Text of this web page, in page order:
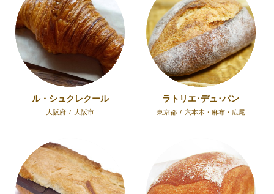
ル・シュクレクール
大阪府 / 大阪市
ラトリエ･デュ･パン
東京都 / 六本木・麻布・広尾